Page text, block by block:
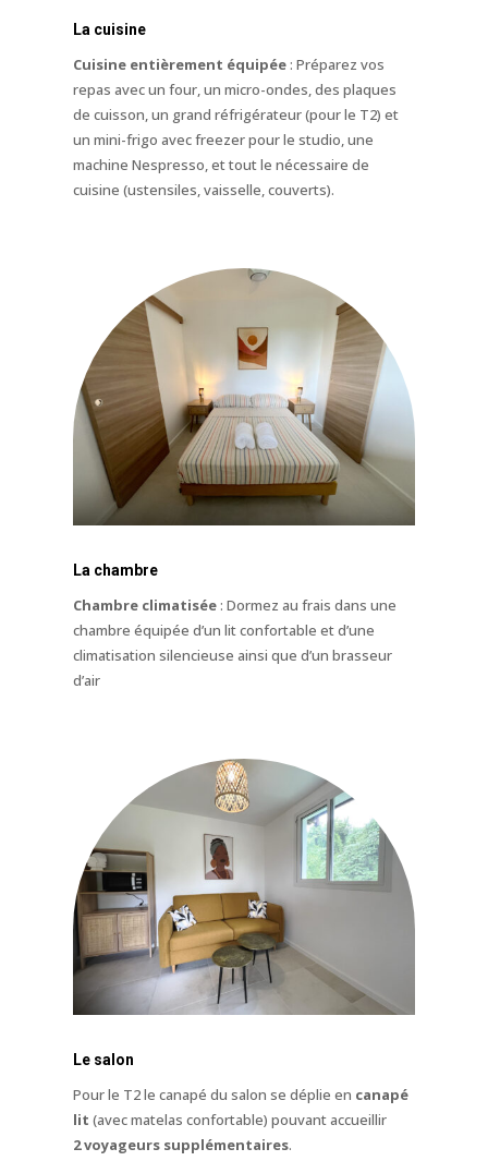
La cuisine
Cuisine entièrement équipée: Préparez vos
repas avec un four, un micro-ondes, des plaques
de cuisson, un grand réfrigérateur (pour le T2) et
un mini-frigo avec freezer pour le studio, une
machine Nespresso, et tout le nécessaire de
cuisine (ustensiles, vaisselle, couverts).
La chambre
Chambre climatisée: Dormez au frais dans une
chambre équipée d’un lit confortable et d’une
climatisation silencieuse ainsi que d’un brasseur
d’air
Le salon
Pour le T2 le canapé du salon se déplie en canapé
lit(avec matelas confortable) pouvant accueillir
2 voyageurs supplémentaires.